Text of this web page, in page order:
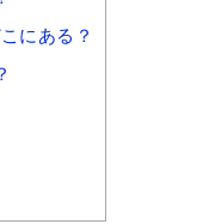
にある？